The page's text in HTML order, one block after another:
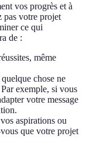
vos progrès et à
pas votre projet
ce qui
de :
même
chose ne
exemple, si vous
votre message
aspirations ou
que votre projet